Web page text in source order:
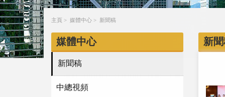
主頁 > 媒體中心 > 新聞稿
媒體中心
新聞稿
中總視頻
新